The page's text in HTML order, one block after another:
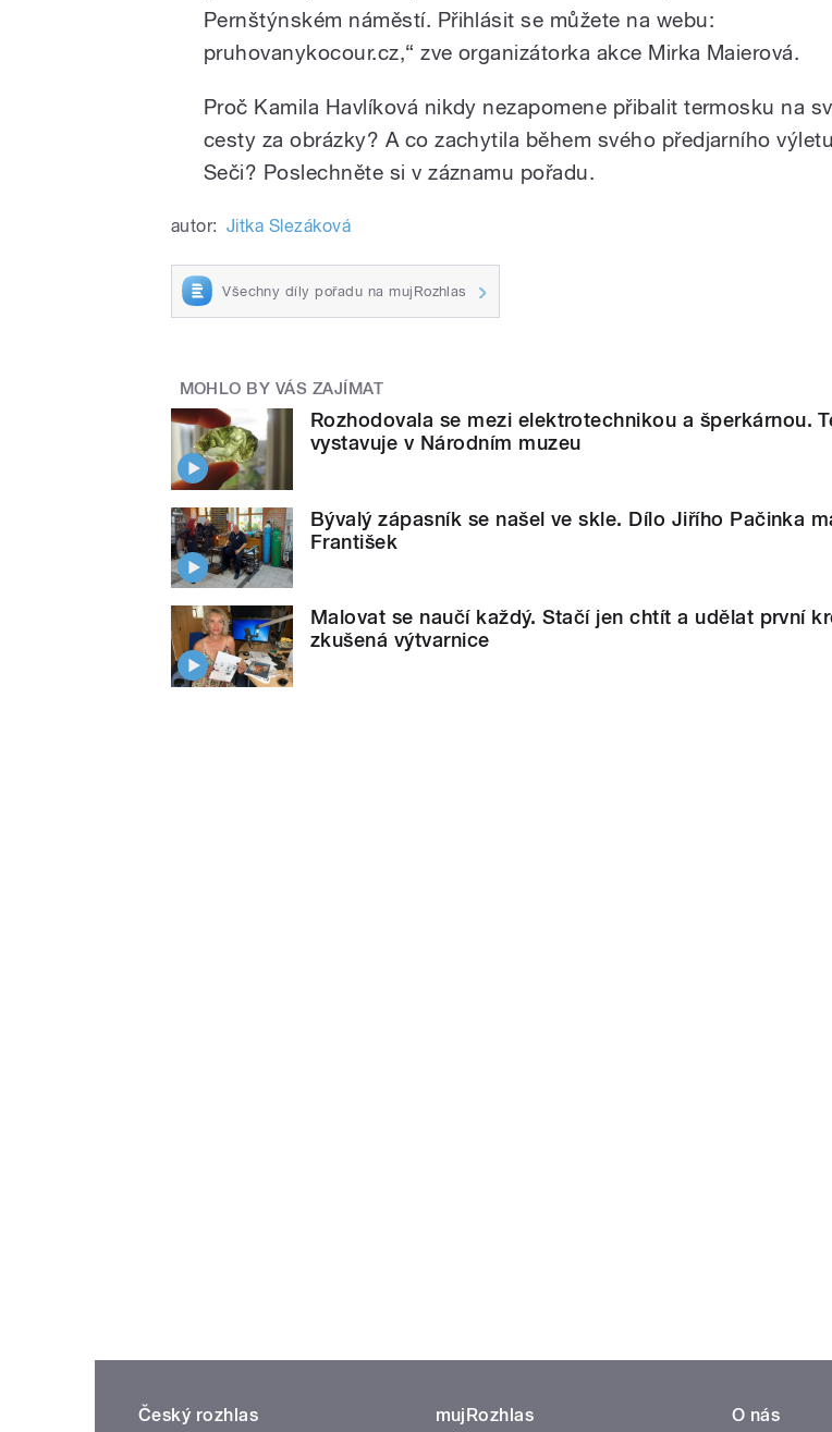
Pernštýnském náměstí. Přihlásit se můžete na webu:
pruhovanykocour.cz,“ zve organizátorka akce Mirka Maierová.
Proč Kamila Havlíková nikdy nezapomene přibalit termosku na
cesty za obrázky? A co zachytila během svého předjarního
Seči? Poslechněte si v záznamu pořadu.
autor: Jitka Slezáková
Všechny díly pořadu na mujRozhlas
MOHLO BY VÁS ZAJÍMAT
Rozhodovala se mezi elektrotechnikou a šperkárnou.
vystavuje v Národním muzeu
Bývalý zápasník se našel ve skle. Dílo Jiřího Pačinka
František
Malovat se naučí každý. Stačí jen chtít a udělat první
zkušená výtvarnice
Český rozhlas mujRozhlas O nás